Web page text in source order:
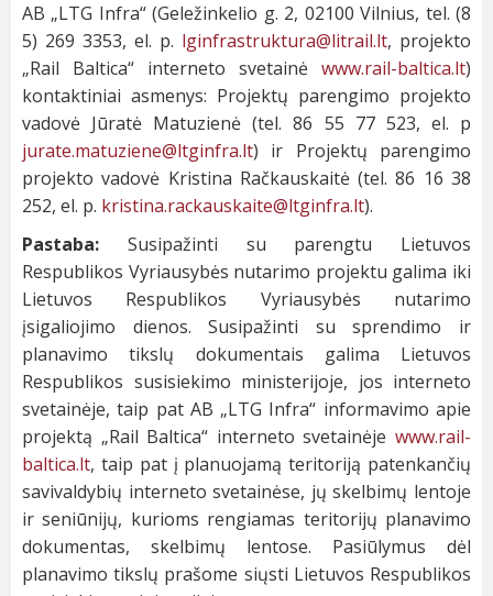
AB „LTG Infra“ (Geležinkelio g. 2, 02100 Vilnius, tel. (8
5) 269 3353, el. p. lginfrastruktura@litrail.lt, projekto
„Rail Baltica“ interneto svetainė www.rail-baltica.lt)
kontaktiniai asmenys: Projektų parengimo projekto
vadovė Jūratė Matuzienė (tel. 86 55 77 523, el. p
jurate.matuziene@ltginfra.lt) ir Projektų parengimo
projekto vadovė Kristina Račkauskaitė (tel. 86 16 38
252, el. p. kristina.rackauskaite@ltginfra.lt).
Pastaba: Susipažinti su parengtu Lietuvos
Respublikos Vyriausybės nutarimo projektu galima iki
Lietuvos Respublikos Vyriausybės nutarimo
įsigaliojimo dienos. Susipažinti su sprendimo ir
planavimo tikslų dokumentais galima Lietuvos
Respublikos susisiekimo ministerijoje, jos interneto
svetainėje, taip pat AB „LTG Infra“ informavimo apie
projektą „Rail Baltica“ interneto svetainėje www.rail-
baltica.lt, taip pat į planuojamą teritoriją patenkančių
savivaldybių interneto svetainėse, jų skelbimų lentoje
ir seniūnijų, kurioms rengiamas teritorijų planavimo
dokumentas, skelbimų lentose. Pasiūlymus dėl
planavimo tikslų prašome siųsti Lietuvos Respublikos